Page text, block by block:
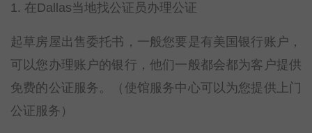
1. 在Dallas当地找公证员办理公证
起草房屋出售委托书，一般您要是有美国银行账户，
可以您办理账户的银行，他们一般都会都为客户提供
免费的公证服务。（使馆服务中心可以为您提供上门
公证服务）